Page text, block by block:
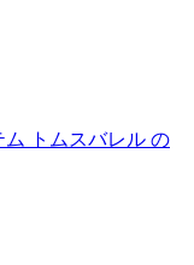
トムスバレル の